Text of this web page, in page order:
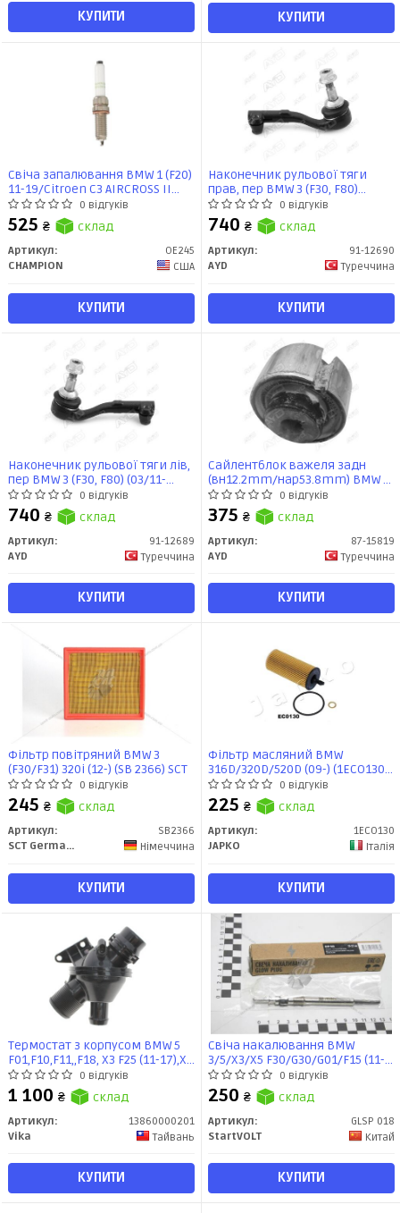
КУПИТИ КУПИТИ
Свіча запалювання BMW 1 (F20)
11-19/Citroen C3 AIRCROSS II
(2R_, 2C_) 17- (OE245) CHAMPION
0 відгуків
525 ₴ склад
Артикул:
OE245
CHAMPION
США
КУПИТИ
Наконечник рульової тяги
прав, пер BMW 3 (F30, F80)
(03/11-10/18) (91-12690) AYD
0 відгуків
740 ₴ склад
Артикул:
91-12690
AYD
Туреччина
КУПИТИ
Наконечник рульової тяги лiв,
пер BMW 3 (F30, F80) (03/11-
10/18) (91-12689) AYD
0 відгуків
740 ₴ склад
Артикул:
91-12689
AYD
Туреччина
КУПИТИ
Сайлентблок важеля задн
(вн12.2mm/нар53.8mm) BMW 3
(F30, F80) (11-), BMW 4 (F32, F82)
(13-) (87-15819) AYD
0 відгуків
375 ₴ склад
Артикул:
87-15819
AYD
Туреччина
КУПИТИ
Фільтр повітряний BMW 3
(F30/F31) 320i (12-) (SB 2366) SCT
0 відгуків
245 ₴ склад
Артикул:
SB2366
SCT Germany
Німеччина
КУПИТИ
Фільтр масляний BMW
316D/320D/520D (09-) (1ECO130)
JAPKO
0 відгуків
225 ₴ склад
Артикул:
1ECO130
JAPKO
Італія
КУПИТИ
Термостат з корпусом BMW 5
F01,F10,F11,,F18, X3 F25 (11-17),X5
F15 (12-18),X6 F16 (13-19)
(13860000201) VIKA
0 відгуків
1 100 ₴ склад
Артикул:
13860000201
Vika
Тайвань
КУПИТИ
Свіча накалювання BMW
3/5/X3/X5 F30/G30/G01/F15 (11-)
2.0D/3.0D (GLSP 018) StartVOLT
0 відгуків
250 ₴ склад
Артикул:
GLSP 018
StartVOLT
Китай
КУПИТИ